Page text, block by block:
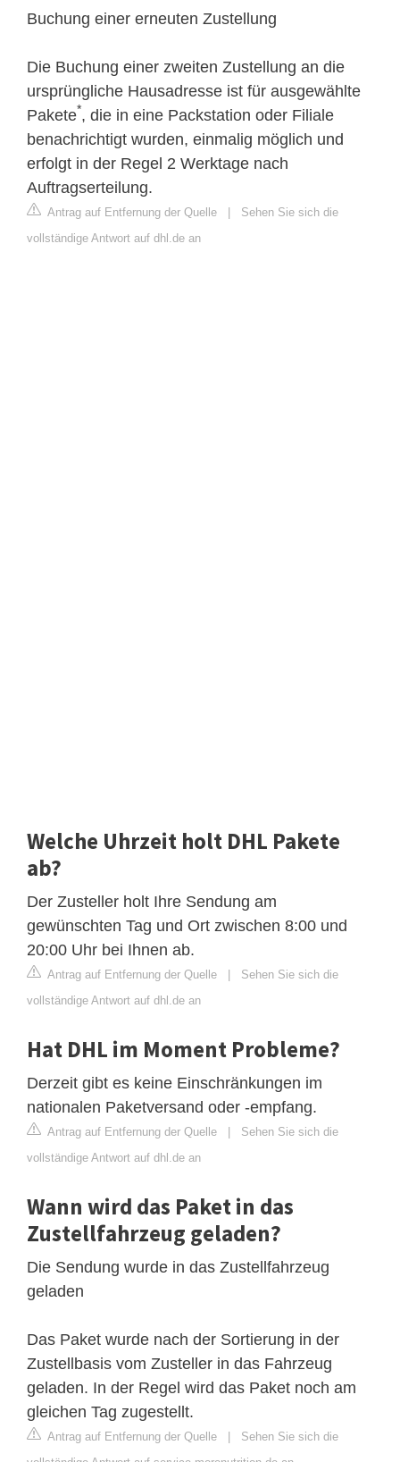
Buchung einer erneuten Zustellung
Die Buchung einer zweiten Zustellung an die
ursprüngliche Hausadresse ist für ausgewählte
Pakete*, die in eine Packstation oder Filiale
benachrichtigt wurden, einmalig möglich und
erfolgt in der Regel 2 Werktage nach
Auftragserteilung.
Antrag auf Entfernung der Quelle | Sehen Sie sich die
vollständige Antwort auf dhl.de an
Welche Uhrzeit holt DHL Pakete
ab?
Der Zusteller holt Ihre Sendung am
gewünschten Tag und Ort zwischen 8:00 und
20:00 Uhr bei Ihnen ab.
Antrag auf Entfernung der Quelle | Sehen Sie sich die
vollständige Antwort auf dhl.de an
Hat DHL im Moment Probleme?
Derzeit gibt es keine Einschränkungen im
nationalen Paketversand oder -empfang.
Antrag auf Entfernung der Quelle | Sehen Sie sich die
vollständige Antwort auf dhl.de an
Wann wird das Paket in das
Zustellfahrzeug geladen?
Die Sendung wurde in das Zustellfahrzeug
geladen
Das Paket wurde nach der Sortierung in der
Zustellbasis vom Zusteller in das Fahrzeug
geladen. In der Regel wird das Paket noch am
gleichen Tag zugestellt.
Antrag auf Entfernung der Quelle | Sehen Sie sich die